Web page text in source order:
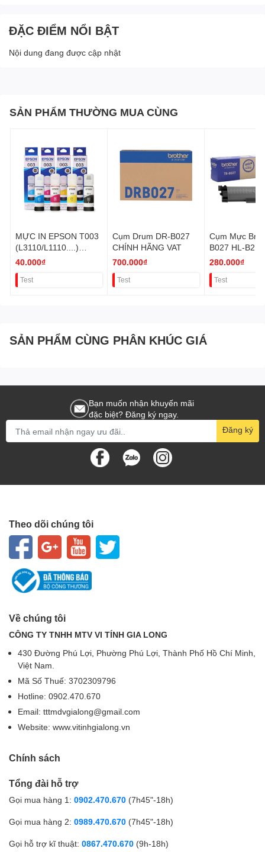
ĐẶC ĐIỂM NỔI BẬT
Nội dung đang được cập nhật
SẢN PHẨM THƯỜNG MUA CÙNG
MỰC IN EPSON T003
(L3110/L1110....)
THƯƠNG THIỆU
40.000₫
Test
Cụm Drum DR-B027
CHÍNH HÃNG VAT
700.000₫
Test
Cụm Mực
B027 HL-
Chính hãng
280.000₫
Test
SẢN PHẨM CÙNG PHÂN KHÚC GIÁ
Bạn muốn nhận khuyến mãi
đặc biệt? Đăng ký ngay.
Đăng ký
Theo dõi chúng tôi
Về chúng tôi
CÔNG TY TNHH MTV VI TÍNH GIA LONG
430 Đường Phú Lợi, Phường Phú Lợi, Thành Phố Hồ Chí Minh,
Việt Nam.
Mã Số Thuế: 3702309796
Hotline: 0902.470.670
Email: tttmdvgialong@gmail.com
Website: www.vitinhgialong.vn
Chính sách
Tổng đài hỗ trợ
Gọi mua hàng 1: 0902.470.670 (7h45"-18h)
Gọi mua hàng 2: 0989.470.670 (7h45"-18h)
Gọi hỗ trợ kĩ thuật: 0867.470.670 (9h-18h)